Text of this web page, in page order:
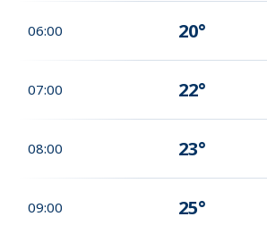
06:00 20°
07:00 22°
08:00 23°
09:00 25°